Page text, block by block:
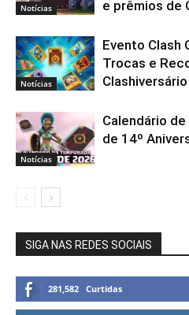
Notícias
e prêmios de
Notícias
Evento Clash
Trocas e
Clashiversário
Notícias
Calendário
de 14º
SIGA NAS REDES SOCIAIS
281,582 Curtidas